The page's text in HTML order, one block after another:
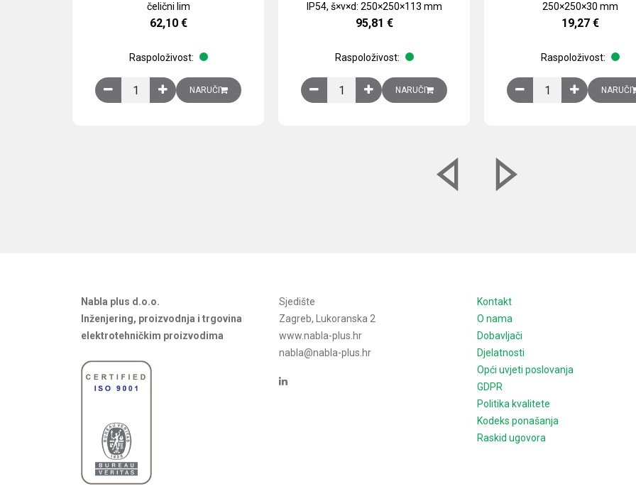
čelični lim
62,10 €
Raspoloživost:
Obična montažna ploča V1000xŠ800mm, galvanizirani čelični lim količina
NARUČI
IP54, š×v×d: 250×250×113 mm
95,81 €
Raspoloživost:
Ventilator 255(290) m3/h, 40 W, 230V AC, 50/60 Hz, RAL 7035,
NARUČI
250×250×30 mm
19,27 €
Raspoloživost:
Izlazna rešetka saNARUČI
Nabla plus d.o.o.
Inženjering, proizvodnja i trgovina
elektrotehničkim proizvodima
Sjedište
Zagreb, Lukoranska 2
www.nabla-plus.hr
nabla@nabla-plus.hr
Kontakt
O nama
Dobavljači
Djelatnosti
Opći uvjeti poslovanja
GDPR
Politika kvalitete
Kodeks ponašanja
Raskid ugovora